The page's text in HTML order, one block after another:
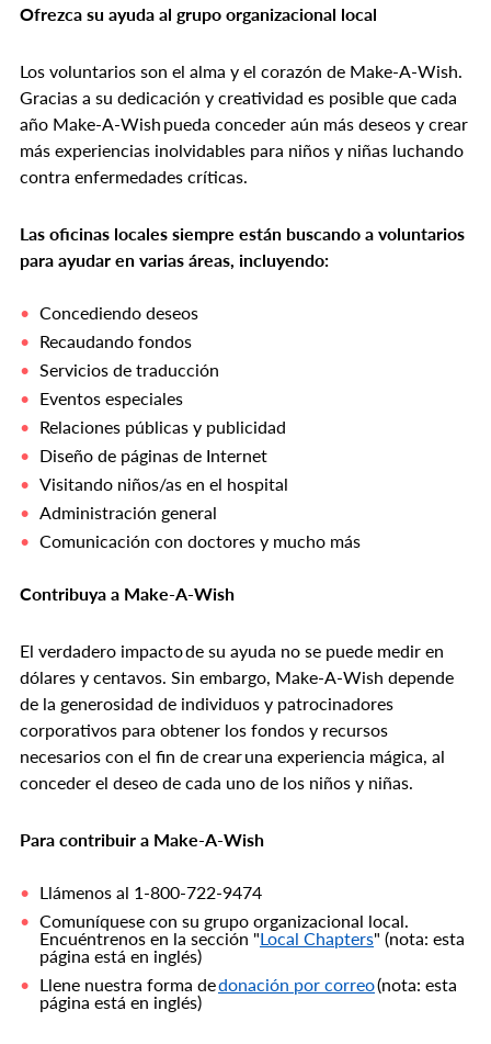
Ofrezca su ayuda al grupo organizacional local
Los voluntarios son el alma y el corazón de Make-A-Wish.
Gracias a su dedicación y creatividad es posible que cada
año Make-A-Wish pueda conceder aún más deseos y crear
más experiencias inolvidables para niños y niñas luchando
contra enfermedades críticas.
Las oficinas locales siempre están buscando a voluntarios
para ayudar en varias áreas, incluyendo:
Concediendo deseos
Recaudando fondos
Servicios de traducción
Eventos especiales
Relaciones públicas y publicidad
Diseño de páginas de Internet
Visitando niños/as en el hospital
Administración general
Comunicación con doctores y mucho más
Contribuya a Make-A-Wish
El verdadero impacto de su ayuda no se puede medir en
dólares y centavos. Sin embargo, Make-A-Wish depende
de la generosidad de individuos y patrocinadores
corporativos para obtener los fondos y recursos
necesarios con el fin de crear una experiencia mágica, al
conceder el deseo de cada uno de los niños y niñas.
Para contribuir a Make-A-Wish
Llámenos al 1-800-722-9474
Comuníquese con su grupo organizacional local.
Encuéntrenos en la sección "Local Chapters" (nota: esta
página está en inglés)
Llene nuestra forma dedonación por correo(nota: esta
página está en inglés)